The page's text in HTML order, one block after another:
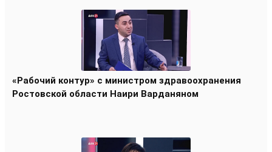
«Рабочий контур» с министром здравоохранения
Ростовской области Наири Варданяном